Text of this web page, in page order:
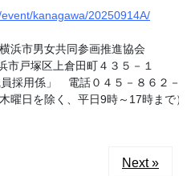
kanagawa/20250914A/
市男女共同参画推進協会
　電話０４５－８６２－５
く、平日9時～17時まで）
Next »